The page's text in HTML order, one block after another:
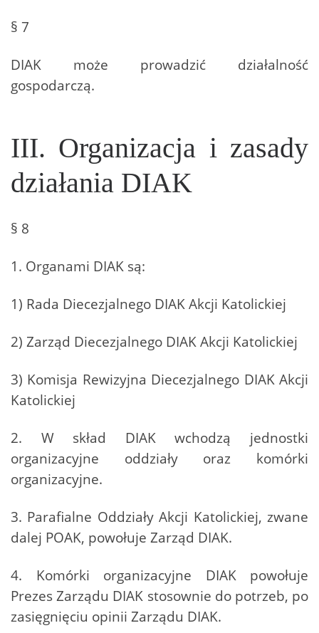
§ 7
DIAK może prowadzić działalność
gospodarczą.
III. Organizacja i zasady
działania DIAK
§ 8
1. Organami DIAK są:
1) Rada Diecezjalnego DIAK Akcji Katolickiej
2) Zarząd Diecezjalnego DIAK Akcji Katolickiej
3) Komisja Rewizyjna Diecezjalnego DIAK Akcji
Katolickiej
2. W skład DIAK wchodzą jednostki
organizacyjne oddziały oraz komórki
organizacyjne.
3. Parafialne Oddziały Akcji Katolickiej, zwane
dalej POAK, powołuje Zarząd DIAK.
4. Komórki organizacyjne DIAK powołuje
Prezes Zarządu DIAK stosownie do potrzeb, po
zasięgnięciu opinii Zarządu DIAK.